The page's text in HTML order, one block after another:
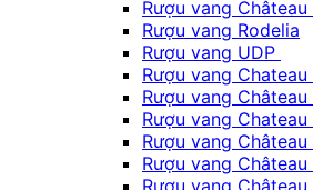
Rượu vang Château
Rượu vang Rodelia
Rượu vang UDP
Rượu vang Chateau
Rượu vang
Rượu vang
Rượu vang Château
Rượu vang Château
Rượu vang